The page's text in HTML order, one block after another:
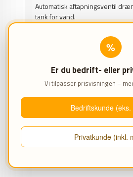
%
Er du bedrift- eller
Vi tilpasser prisvisningen –
Bedriftskunde (eks.
Privatkunde (inkl.
Automatisk aftapningsventil
tank for vand.
Kan bruges på de fleste skrue- og
stempelkompressorer.
PRODUKTANMELDELSER (0)
69 16 69 00